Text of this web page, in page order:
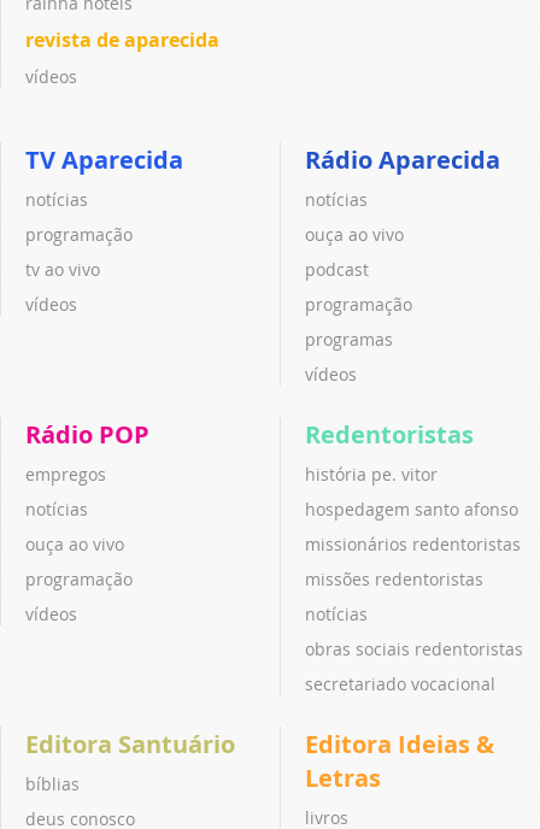
revista de aparecida
vídeos
TV Aparecida
notícias
programação
tv ao vivo
vídeos
Rádio Aparecida
notícias
ouça ao vivo
podcast
programação
programas
vídeos
Rádio POP
empregos
notícias
ouça ao vivo
programação
vídeos
Redentoristas
história pe. vitor
hospedagem santo afonso
missionários redentoristas
missões redentoristas
notícias
obras sociais redentoristas
secretariado vocacional
Editora Santuário
bíblias
deus conosco
Editora Ideias &
Letras
livros